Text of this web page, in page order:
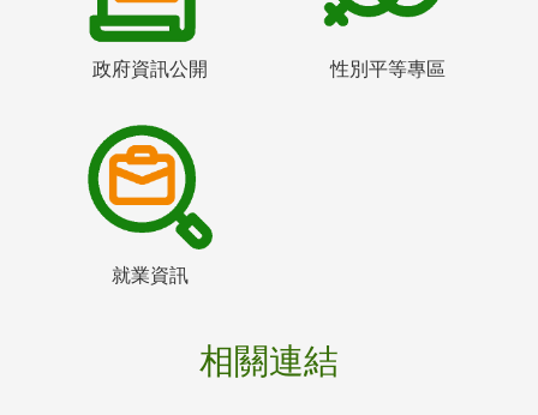
政府資訊公開 性別平等專區
就業資訊
相關連結